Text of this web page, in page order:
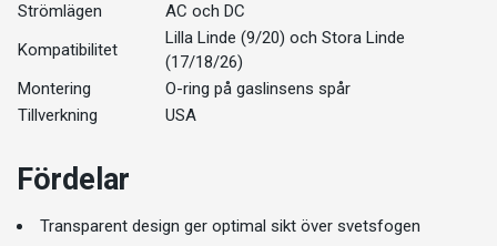
Strömlägen
AC och DC
Kompatibilitet
Lilla Linde (9/20) och Stora Linde
(17/18/26)
Montering
O-ring på gaslinsens spår
Tillverkning
USA
Fördelar
Transparent design ger optimal sikt över svetsfogen